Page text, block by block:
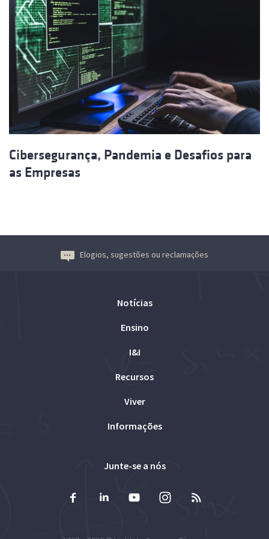
Cibersegurança, Pandemia e Desafios para
as Empresas
Elogios, sugestões ou reclamações
Notícias
Ensino
I&I
Recursos
Viver
Informações
Junte-se a nós